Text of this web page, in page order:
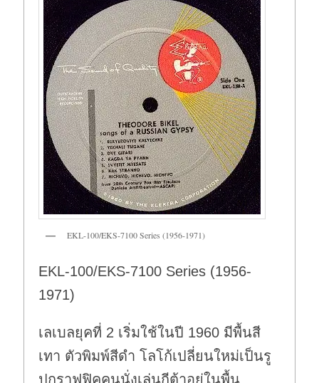
EKL-100/EKS-7100 Series (1956-1971)
EKL-100/EKS-7100 Series (1956-
1971)
เลเบลยุคที่ 2 เริ่มใช้ในปี 1960 มีพื้นสี
เทา ตัวพิมพ์สีดำ โลโก้เปลี่ยนใหม่เป็นรู
ปกราฟฟิคคนนั่งเล่นกีต้าอยู่ในพื้น